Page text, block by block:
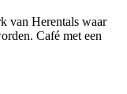
van Herentals waar
Café met een